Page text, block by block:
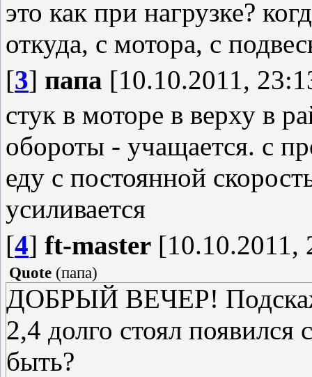
это как при нагрузке?
откуда, с мотора, с
[3] папа [10.10.2011,
стук в моторе в верху в
обороты - учащается. с
еду с постоянной
усиливается
[4] ft-master [10.10.2011,
Quote (папа)
ДОБРЫЙ ВЕЧЕР!
2,4 долго стоял появился
быть?